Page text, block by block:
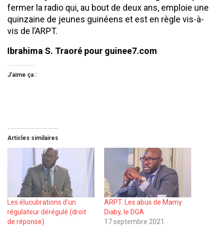
fermer la radio qui, au bout de deux ans, emploie une
quinzaine de jeunes guinéens et est en règle vis-à-
vis de l’ARPT.
Ibrahima S. Traoré pour guinee7.com
J’aime ça :
Articles similaires
Les élucubrations d’un
régulateur dérégulé (droit
de réponse)
ARPT. Les abus de Mamy
Diaby, le DGA
17 septembre 2021